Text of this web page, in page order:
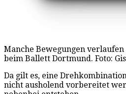
Manche Bewegungen
beim Ballett Dortmund. Foto:
Da gilt es, eine
nicht ausholend vorbereitet